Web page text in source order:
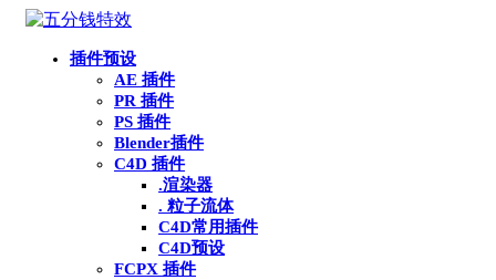
插件预设
AE 插件
PR 插件
PS 插件
Blender插件
C4D 插件
.渲染器
. 粒子流体
C4D常用插件
C4D预设
FCPX 插件